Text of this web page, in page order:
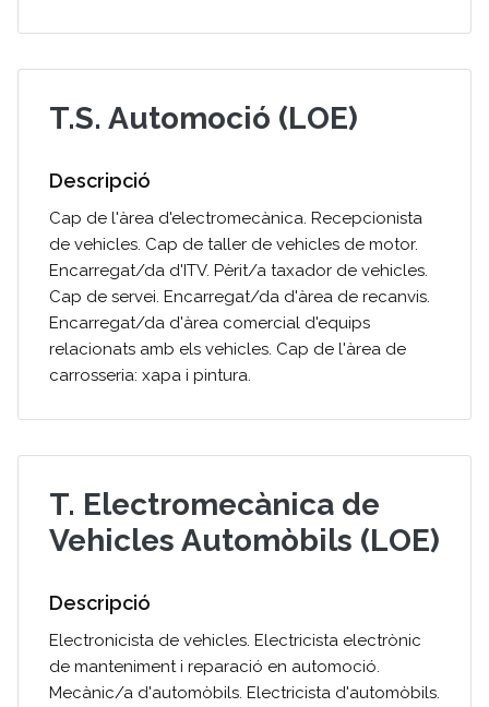
T.S. Automoció (LOE)
Descripció
Cap de l'àrea d'electromecànica. Recepcionista
de vehicles. Cap de taller de vehicles de motor.
Encarregat/da d'ITV. Pèrit/a taxador de vehicles.
Cap de servei. Encarregat/da d'àrea de recanvis.
Encarregat/da d'àrea comercial d'equips
relacionats amb els vehicles. Cap de l'àrea de
carrosseria: xapa i pintura.
T. Electromecànica de
Vehicles Automòbils (LOE)
Descripció
Electronicista de vehicles. Electricista electrònic
de manteniment i reparació en automoció.
Mecànic/a d'automòbils. Electricista d'automòbils.